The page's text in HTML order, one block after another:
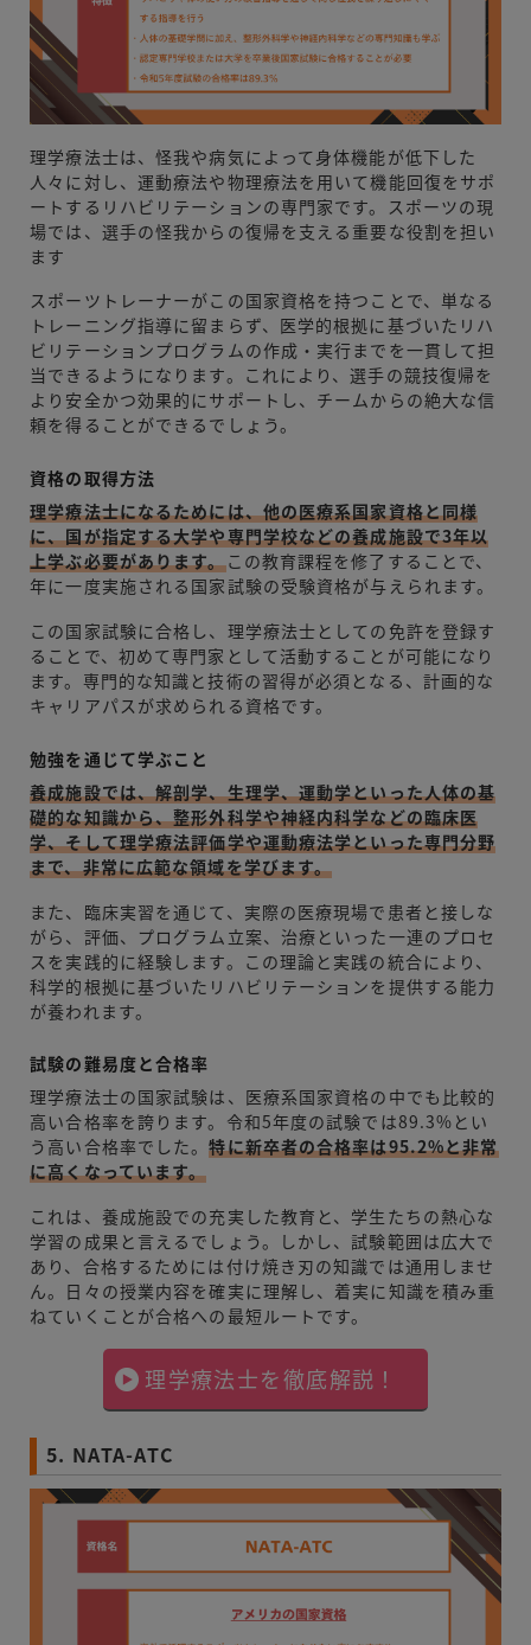
理学療法士は、怪我や病気によって身体機能が低下した
人々に対し、運動療法や物理療法を用いて機能回復をサポ
ートするリハビリテーションの専門家です。スポーツの現
場では、選手の怪我からの復帰を支える重要な役割を担い
ます
スポーツトレーナーがこの国家資格を持つことで、単なる
トレーニング指導に留まらず、医学的根拠に基づいたリハ
ビリテーションプログラムの作成・実行までを一貫して担
当できるようになります。これにより、選手の競技復帰を
より安全かつ効果的にサポートし、チームからの絶大な信
頼を得ることができるでしょう。
資格の取得方法
理学療法士になるためには、他の医療系国家資格と同様
に、国が指定する大学や専門学校などの養成施設で3年以
上学ぶ必要があります。この教育課程を修了することで、
年に一度実施される国家試験の受験資格が与えられます。
この国家試験に合格し、理学療法士としての免許を登録す
ることで、初めて専門家として活動することが可能になり
ます。専門的な知識と技術の習得が必須となる、計画的な
キャリアパスが求められる資格です。
勉強を通じて学ぶこと
養成施設では、解剖学、生理学、運動学といった人体の基
礎的な知識から、整形外科学や神経内科学などの臨床医
学、そして理学療法評価学や運動療法学といった専門分野
まで、非常に広範な領域を学びます。
また、臨床実習を通じて、実際の医療現場で患者と接しな
がら、評価、プログラム立案、治療といった一連のプロセ
スを実践的に経験します。この理論と実践の統合により、
科学的根拠に基づいたリハビリテーションを提供する能力
が養われます。
試験の難易度と合格率
理学療法士の国家試験は、医療系国家資格の中でも比較的
高い合格率を誇ります。令和5年度の試験では89.3%とい
う高い合格率でした。特に新卒者の合格率は95.2%と非常
に高くなっています。
これは、養成施設での充実した教育と、学生たちの熱心な
学習の成果と言えるでしょう。しかし、試験範囲は広大で
あり、合格するためには付け焼き刃の知識では通用しませ
ん。日々の授業内容を確実に理解し、着実に知識を積み重
ねていくことが合格への最短ルートです。
理学療法士を徹底解説！
5. NATA-ATC